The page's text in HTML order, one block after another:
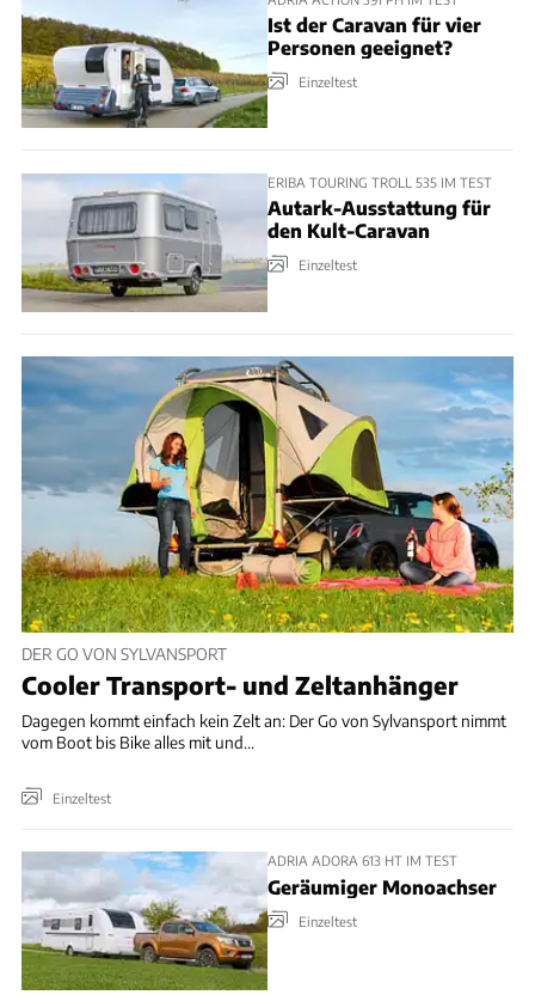
Ist der Caravan für vier
Personen geeignet?
Einzeltest
ERIBA TOURING TROLL 535 IM TEST
Autark-Ausstattung für
den Kult-Caravan
Einzeltest
DER GO VON SYLVANSPORT
Cooler Transport- und Zeltanhänger
Dagegen kommt einfach kein Zelt an: Der Go von Sylvansport nimmt
vom Boot bis Bike alles mit und...
Einzeltest
ADRIA ADORA 613 HT IM TEST
Geräumiger Monoachser
Einzeltest